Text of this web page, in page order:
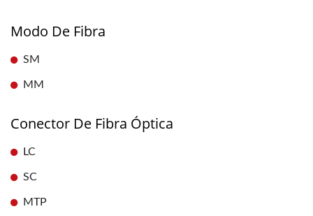
Modo De Fibra
SM
MM
Conector De Fibra Óptica
LC
SC
MTP